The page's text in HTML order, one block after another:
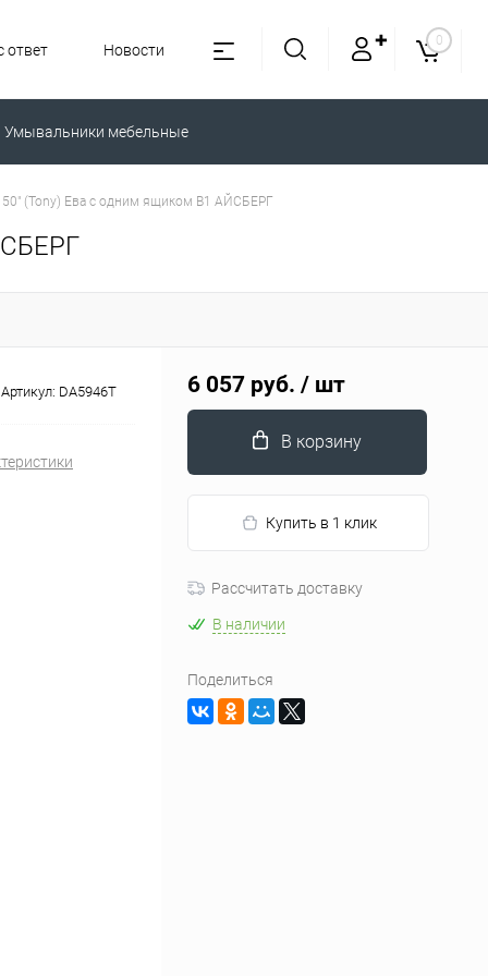
ответ Новости
✚ 0
Умывальники мебельные
(Tony) Ева с одним ящиком В1 АЙСБЕРГ
Артикул: DA5946T 6 057 руб. / шт
В корзину
Купить в 1 клик
Рассчитать доставку
В наличии
Поделиться